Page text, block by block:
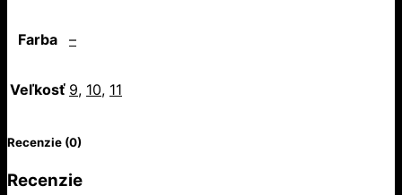
Farba –
Veľkosť 9, 10, 11
Recenzie (0)
Recenzie